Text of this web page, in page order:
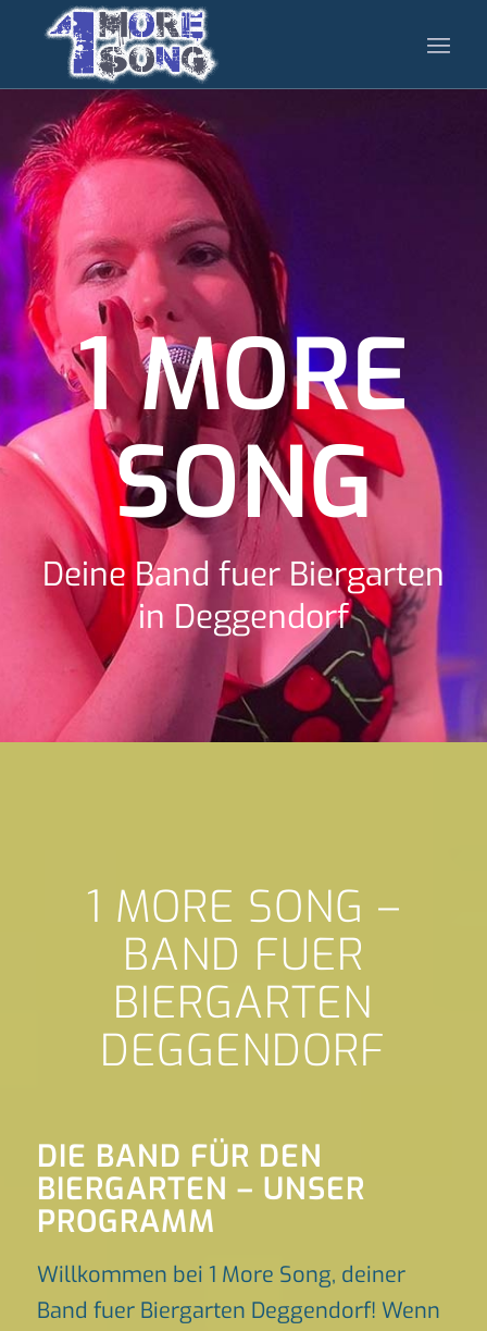
1 MORE
SONG
Deine Band fuer Biergarten
in Deggendorf
1 MORE SONG –
BAND FUER
BIERGARTEN
DEGGENDORF
DIE BAND FÜR DEN
BIERGARTEN – UNSER
PROGRAMM
Willkommen bei 1 More Song, deiner
Band fuer Biergarten Deggendorf! Wenn